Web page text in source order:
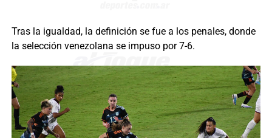
Tras la igualdad, la definición se fue a los penales, donde
la selección venezolana se impuso por 7-6.